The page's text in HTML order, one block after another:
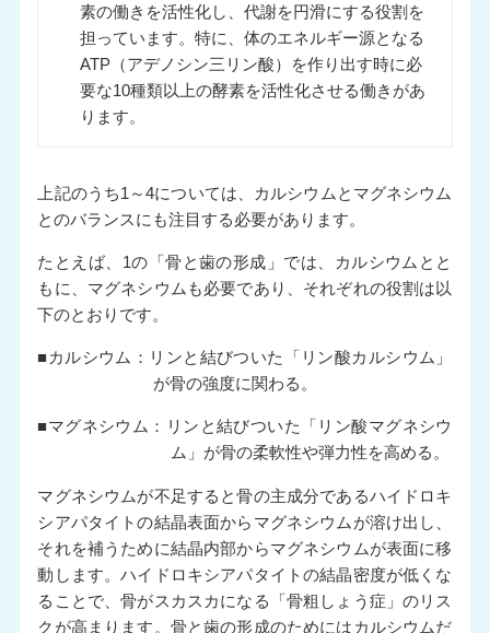
素の働きを活性化し、代謝を円滑にする役割を
担っています。特に、体のエネルギー源となる
ATP（アデノシン三リン酸）を作り出す時に必
要な10種類以上の酵素を活性化させる働きがあ
ります。
上記のうち1～4については、カルシウムとマグネシウム
とのバランスにも注目する必要があります。
たとえば、1の「骨と歯の形成」では、カルシウムとと
もに、マグネシウムも必要であり、それぞれの役割は以
下のとおりです。
■カルシウム：リンと結びついた「リン酸カルシウム」
が骨の強度に関わる。
■マグネシウム：リンと結びついた「リン酸マグネシウ
ム」が骨の柔軟性や弾力性を高める。
マグネシウムが不足すると骨の主成分であるハイドロキ
シアパタイトの結晶表面からマグネシウムが溶け出し、
それを補うために結晶内部からマグネシウムが表面に移
動します。ハイドロキシアパタイトの結晶密度が低くな
ることで、骨がスカスカになる「骨粗しょう症」のリス
クが高まります。骨と歯の形成のためにはカルシウムだ